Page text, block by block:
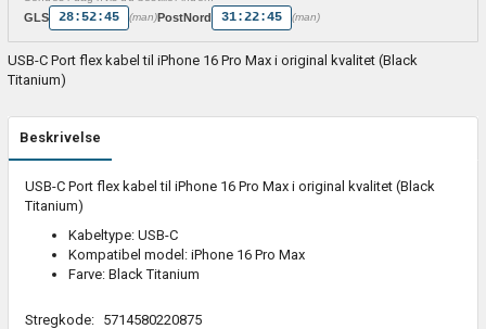
GLS 28:52:44 (man)PostNord 31:22:44 (man)
USB-C Port flex kabel til iPhone 16 Pro Max i original kvalitet (Black
Titanium)
Beskrivelse
USB-C Port flex kabel til iPhone 16 Pro Max i original kvalitet (Black
Titanium)
Kabeltype: USB-C
Kompatibel model: iPhone 16 Pro Max
Farve: Black Titanium
Stregkode: 5714580220875